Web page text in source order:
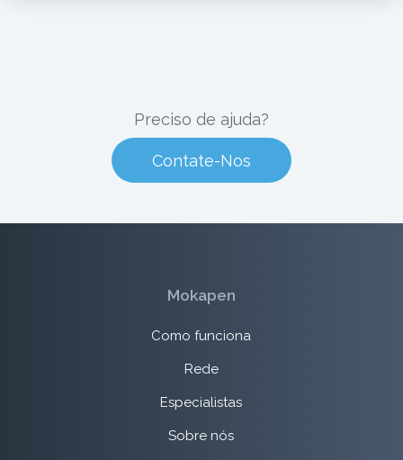
Preciso de ajuda?
Contate-Nos
Mokapen
Como funciona
Rede
Especialistas
Sobre nós